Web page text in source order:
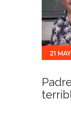
Para ti
21